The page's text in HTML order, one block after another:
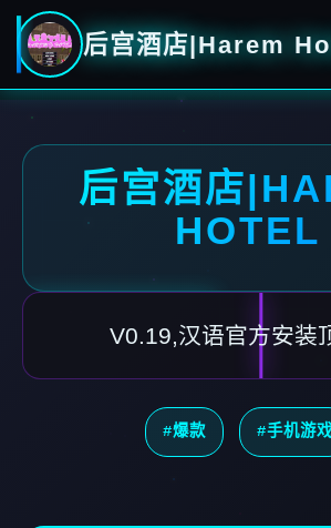
后宫酒店|Harem
后宫酒店
HOTEL
V0.19,汉语官方安装
#爆款 #手机游